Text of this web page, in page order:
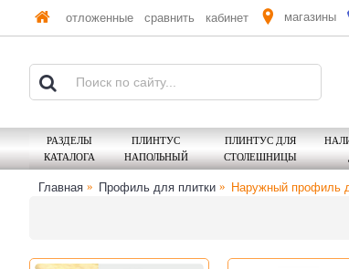
отложенные сравнить кабинет магазины
РАЗДЕЛЫ
КАТАЛОГА
ПЛИНТУС
НАПОЛЬНЫЙ
ПЛИНТУС ДЛЯ
СТОЛЕШНИЦЫ
Главная Профиль для плитки Наружный профиль